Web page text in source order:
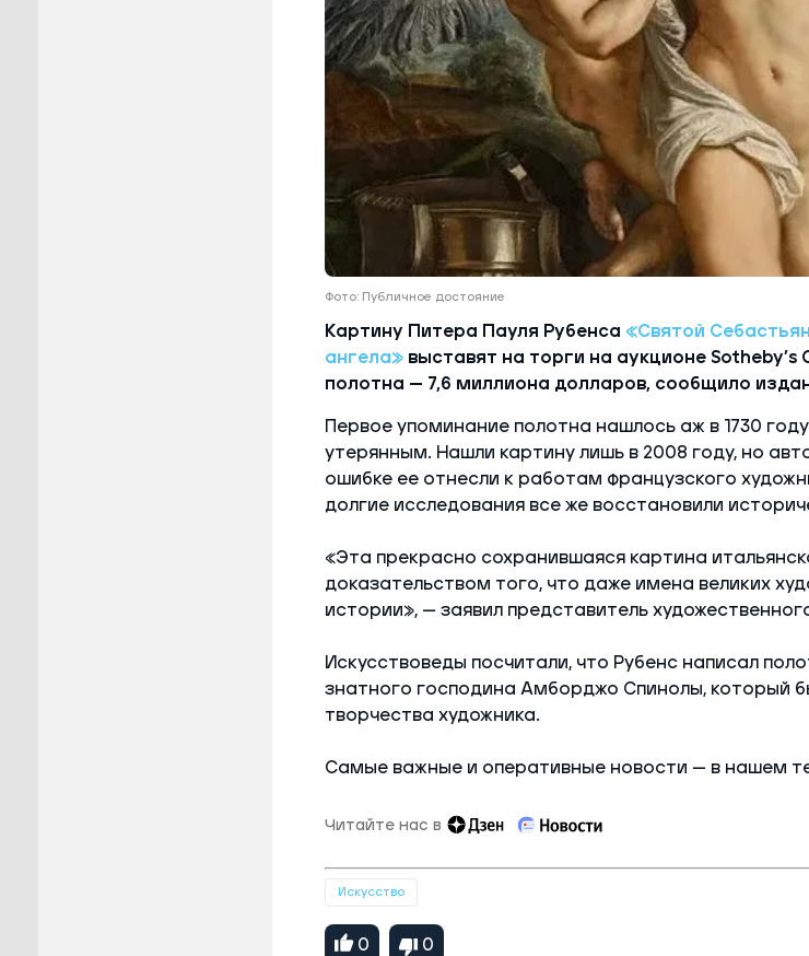
Фото: Публичное достояние
Картину Питера Пауля Рубенса «Святой
ангела»выставят на торги на аукционе
полотна — 7,6 миллиона долларов, сообщило
Первое упоминание полотна нашлось аж в 1730
утерянным. Нашли картину лишь в 2008 году, но
ошибке ее отнесли к работам французского
долгие исследования все же восстановили
«Эта прекрасно сохранившаяся картина
доказательством того, что даже имена великих
истории», — заявил представитель
Искусствоведы посчитали, что Рубенс написал
знатного господина Амборджо Спинолы, который
творчества художника.
Самые важные и оперативные новости — в нашем
Читайте нас в
Искусство
0 0